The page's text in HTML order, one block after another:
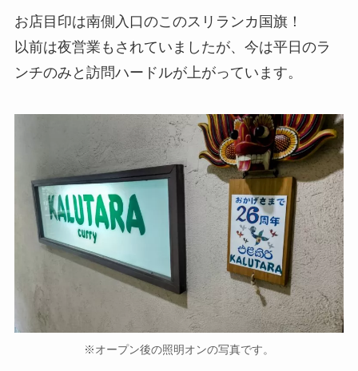
お店目印は南側入口のこのスリランカ国旗！
以前は夜営業もされていましたが、今は平日のラ
ンチのみと訪問ハードルが上がっています。
※オープン後の照明オンの写真です。